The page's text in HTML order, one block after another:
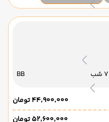
7 شب BB
۴۴٬۹۰۰٬۰۰۰ تومان
۵۲٬۶۰۰٬۰۰۰ تومان